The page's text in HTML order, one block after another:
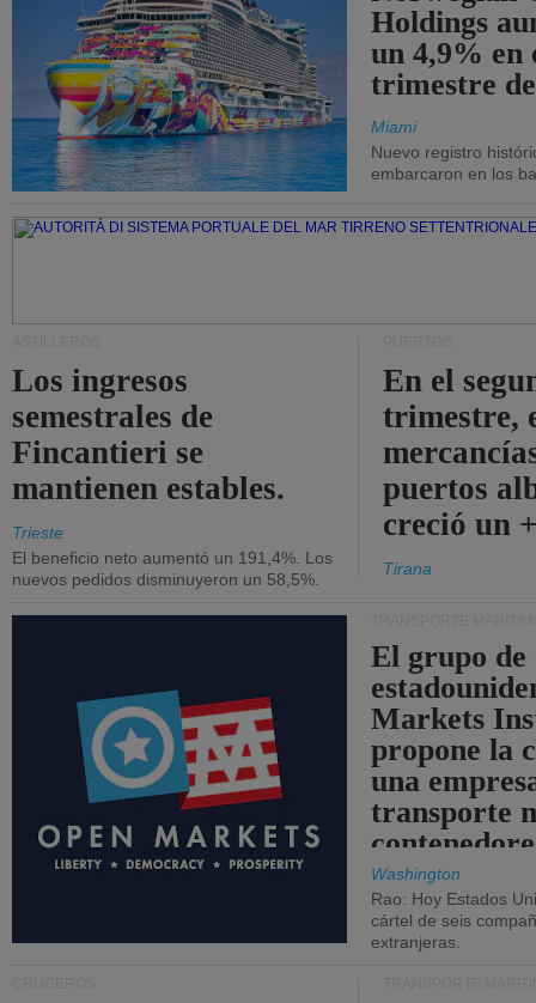
Holdings
un 4,9% en
trimestre
Miami
Nuevo registro
embarcaron en los
Los ingresos
semestrales de
Fincantieri se
mantienen estables.
Trieste
El beneficio neto aumentó un 191,4%. Los
nuevos pedidos disminuyeron un 58,5%.
En el
trimestre,
puertos
creció un
Tirana
El grupo de
Markets
propone la
una
transporte
Washington
Rao: Hoy Estados
cártel de seis
extranjeras.